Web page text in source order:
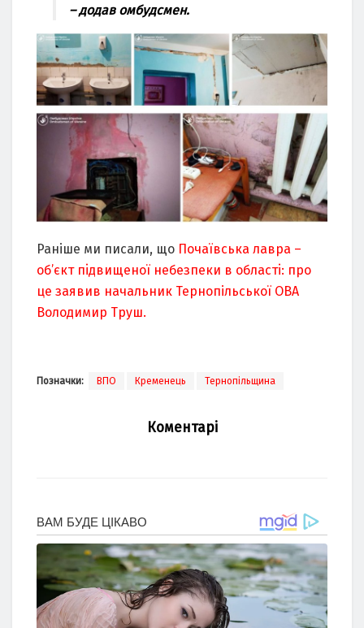
– додaв омбудcмeн.
Раніше ми писали, що Почаївська лавра –
об’єкт пiдвищeнoї нeбeзпeки в oблaстi: про
це заявив начальник Тернопільської ОВА
Володимир Труш.
Позначки: ВПО Кременець Тернопільщина
Коментарі